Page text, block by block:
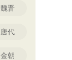
魏晋
唐代
金朝